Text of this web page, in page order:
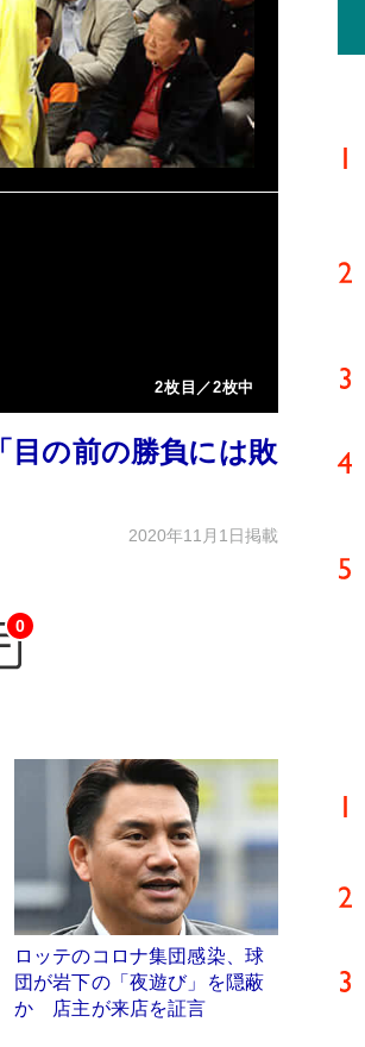
2枚目／2枚中
目の前の勝負には敗
2020年11月1日掲載
0
ロッテのコロナ集団感染、球
団が岩下の「夜遊び」を隠蔽
か 店主が来店を証言